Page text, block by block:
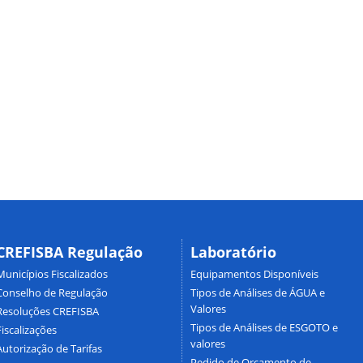
Regulação
Fiscalizados
de Regulação
CREFISBA
de Tarifas
Laboratório
Equipamentos Disponíveis
Tipos de Análises de ÁGUA e
Valores
Tipos de Análises de ESGOTO e
valores